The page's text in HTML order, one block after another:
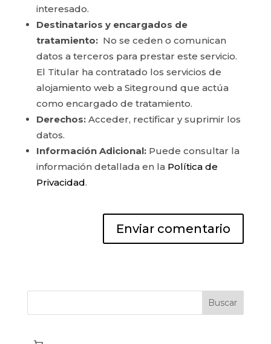
interesado.
Destinatarios y encargados de
tratamiento:No se ceden o comunican
datos a terceros para prestar este servicio.
El Titular ha contratado los servicios de
alojamiento web a Siteground que actúa
como encargado de tratamiento.
Derechos:Acceder, rectificar y suprimir los
datos.
Información Adicional:Puede consultar la
información detallada en la Política de
Privacidad.